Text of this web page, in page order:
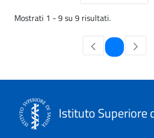
Mostrati 1 - 9 su 9 risultati.
Pagina
Istituto Superiore